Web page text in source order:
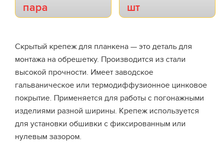
пара
шт
Скрытый крепеж для планкена — это деталь для
монтажа на обрешетку. Производится из стали
высокой прочности. Имеет заводское
гальваническое или термодиффузионное цинковое
покрытие. Применяется для работы с погонажными
изделиями разной ширины. Крепеж используется
для установки обшивки с фиксированным или
нулевым зазором.